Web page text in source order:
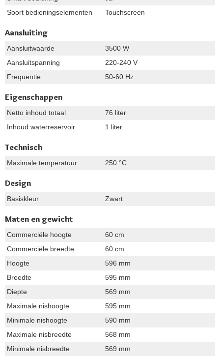
Soort bedieningselementen
Touchscreen
Aansluiting
Aansluitwaarde
3500 W
Aansluitspanning
220-240 V
Frequentie
50-60 Hz
Eigenschappen
Netto inhoud totaal
76 liter
Inhoud waterreservoir
1 liter
Technisch
Maximale temperatuur 250 °C
Design
Basiskleur Zwart
Maten en gewicht
Commerciële hoogte
60 cm
Commerciële breedte
60 cm
Hoogte
596 mm
Breedte
595 mm
Diepte
569 mm
Maximale nishoogte
595 mm
Minimale nishoogte
590 mm
Maximale nisbreedte
568 mm
Minimale nisbreedte
569 mm